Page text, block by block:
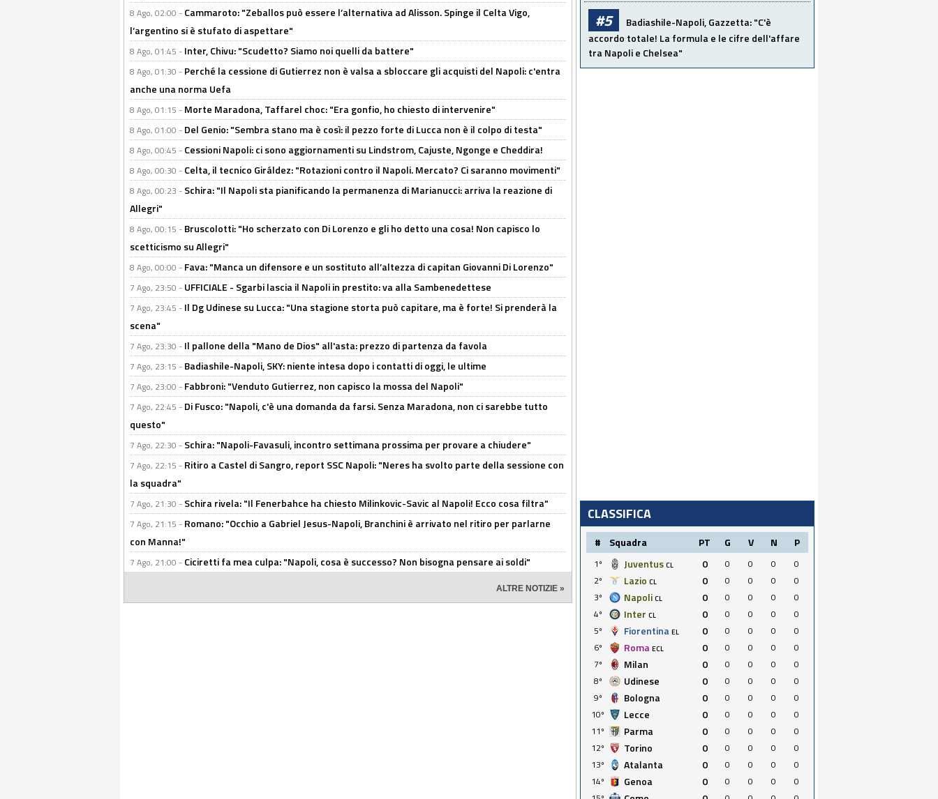
8 Ago, 02:00 - Cammaroto: "Zeballos può essere l’alternativa ad Alisson. Spinge il Celta Vigo,
l’argentino si è stufato di aspettare"
8 Ago, 01:45 - Inter, Chivu: "Scudetto? Siamo noi quelli da battere"
8 Ago, 01:30 - Perché la cessione di Gutierrez non è valsa a sbloccare gli acquisti del Napoli: c'entra
anche una norma Uefa
8 Ago, 01:15 - Morte Maradona, Taffarel choc: "Era gonfio, ho chiesto di intervenire"
8 Ago, 01:00 - Del Genio: "Sembra stano ma è così: il pezzo forte di Lucca non è il colpo di testa"
8 Ago, 00:45 - Cessioni Napoli: ci sono aggiornamenti su Lindstrom, Cajuste, Ngonge e Cheddira!
8 Ago, 00:30 - Celta, il tecnico Giráldez: "Rotazioni contro il Napoli. Mercato? Ci saranno movimenti"
8 Ago, 00:23 - Schira: "Il Napoli sta pianificando la permanenza di Marianucci: arriva la reazione di
Allegri"
8 Ago, 00:15 - Bruscolotti: "Ho scherzato con Di Lorenzo e gli ho detto una cosa! Non capisco lo
scetticismo su Allegri"
8 Ago, 00:00 - Fava: "Manca un difensore e un sostituto all’altezza di capitan Giovanni Di Lorenzo"
7 Ago, 23:50 - UFFICIALE - Sgarbi lascia il Napoli in prestito: va alla Sambenedettese
7 Ago, 23:45 - Il Dg Udinese su Lucca: "Una stagione storta può capitare, ma è forte! Si prenderà la
scena"
7 Ago, 23:30 - Il pallone della "Mano de Dios" all'asta: prezzo di partenza da favola
7 Ago, 23:15 - Badiashile-Napoli, SKY: niente intesa dopo i contatti di oggi, le ultime
7 Ago, 23:00 - Fabbroni: "Venduto Gutierrez, non capisco la mossa del Napoli"
7 Ago, 22:45 - Di Fusco: "Napoli, c'è una domanda da farsi. Senza Maradona, non ci sarebbe tutto
questo"
7 Ago, 22:30 - Schira: "Napoli-Favasuli, incontro settimana prossima per provare a chiudere"
7 Ago, 22:15 - Ritiro a Castel di Sangro, report SSC Napoli: "Neres ha svolto parte della sessione con
la squadra"
7 Ago, 21:30 - Schira rivela: "Il Fenerbahce ha chiesto Milinkovic-Savic al Napoli! Ecco cosa filtra"
7 Ago, 21:15 - Romano: "Occhio a Gabriel Jesus-Napoli, Branchini è arrivato nel ritiro per parlarne
con Manna!"
7 Ago, 21:00 - Ciciretti fa mea culpa: "Napoli, cosa è successo? Non bisogna pensare ai soldi"
ALTRE NOTIZIE »
#5
Badiashile-Napoli, Gazzetta: "C'è
accordo totale! La formula e le cifre dell'affare
tra Napoli e Chelsea"
CLASSIFICA
# Squadra PT G V N P
1º Juventus CL 0 0 0 0
0
2º
Lazio CL 0 0 0 0
0
3º
Napoli CL 0 0 0 0
0
4º
Inter CL 0 0 0 0
0
5º
Fiorentina EL 0 0 0 0
0
6º
Roma ECL 0 0 0 0
0
7º
Milan 0 0 0 0
0
8º
Udinese 0 0 0 0
0
9º
Bologna 0 0 0 0
0
10º
Lecce 0 0 0 0
0
11º
Parma 0 0 0 0
0
12º
Torino 0 0 0 0
0
13º
Atalanta 0 0 0 0
0
14º
Genoa 0 0 0 0
0